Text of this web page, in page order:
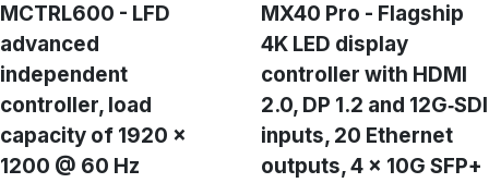
MCTRL600 - LFD
advanced
independent
controller, load
capacity of 1920 x
1200 @ 60 Hz
MX40 Pro - Flagship
4K LED display
controller with HDMI
2.0, DP 1.2 and 12G‑SDI
inputs, 20 Ethernet
outputs, 4 × 10G SFP+